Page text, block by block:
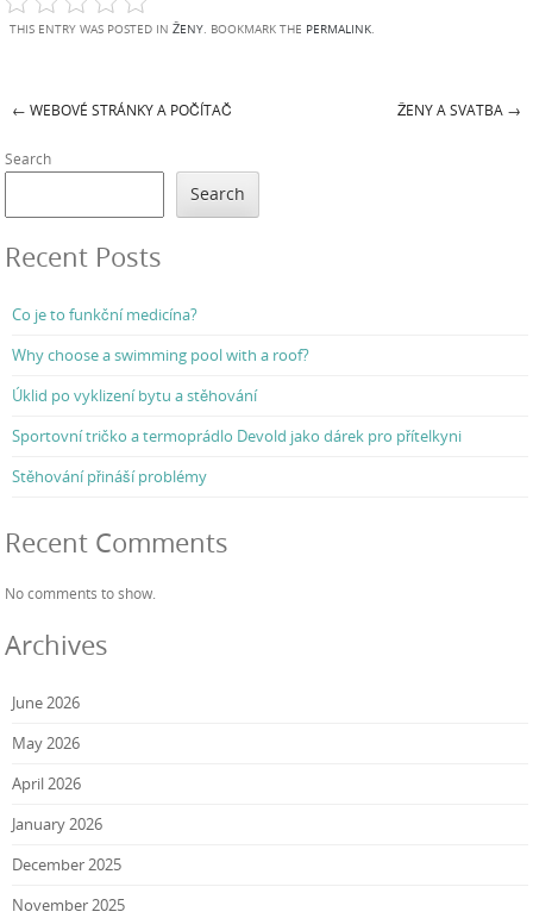
THIS ENTRY WAS POSTED IN ŽENY. BOOKMARK THE PERMALINK.
Post navigation
← WEBOVÉ STRÁNKY A POČÍTAČ ŽENY A SVATBA →
Search
Search
Recent Posts
Co je to funkční medicína?
Why choose a swimming pool with a roof?
Úklid po vyklizení bytu a stěhování
Sportovní tričko a termoprádlo Devold jako dárek pro přítelkyni
Stěhování přináší problémy
Recent Comments
No comments to show.
Archives
June 2026
May 2026
April 2026
January 2026
December 2025
November 2025